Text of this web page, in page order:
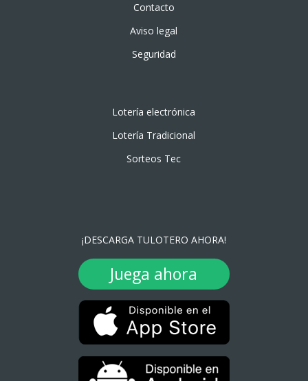
Contacto
Aviso legal
Seguridad
Lotería electrónica
Lotería Tradicional
Sorteos Tec
¡DESCARGA TULOTERO AHORA!
Juega ahora